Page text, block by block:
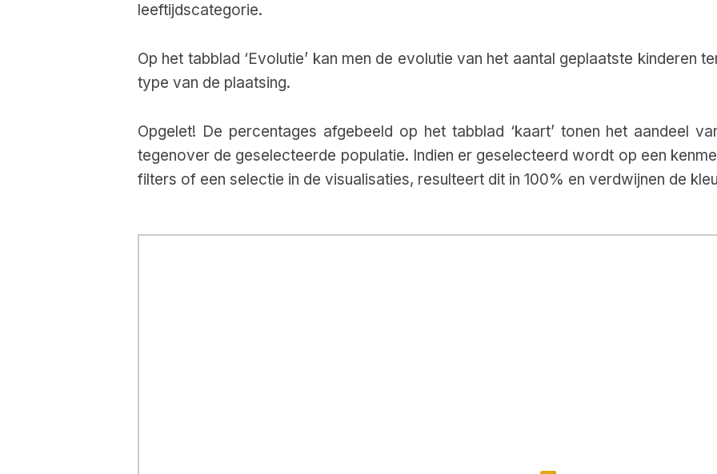
leeftijdscategorie.
Op het tabblad ‘Evolutie’ kan men de evolutie van het aantal geplaatste kinderen
type van de plaatsing.
Opgelet! De percentages afgebeeld op het tabblad ‘kaart’ tonen het aandeel
tegenover de geselecteerde populatie. Indien er geselecteerd wordt op een
filters of een selectie in de visualisaties, resulteert dit in 100% en verdwijnen de